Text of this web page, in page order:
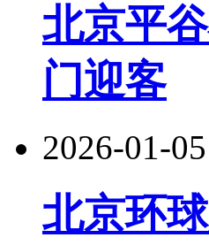
北京平
门迎客
2026-01-05
北京环